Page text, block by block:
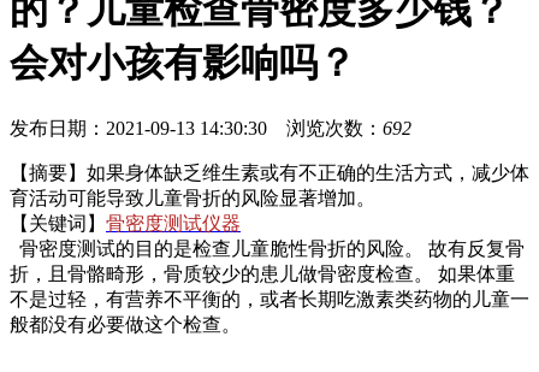
的？儿童检查骨密度多少钱？
会对小孩有影响吗？
发布日期：2021-09-13 14:30:30 浏览次数： 692
【摘要】如果身体缺乏维生素或有不正确的生活方式，减少体
育活动可能导致儿童骨折的风险显著增加。
【关键词】 骨密度测试仪器
骨密度测试的目的是检查儿童脆性骨折的风险。 故有反复骨
折，且骨骼畸形，骨质较少的患儿做骨密度检查。 如果体重
不是过轻，有营养不平衡的，或者长期吃激素类药物的儿童一
般都没有必要做这个检查。